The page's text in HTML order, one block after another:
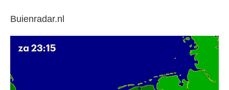
Buienradar.nl